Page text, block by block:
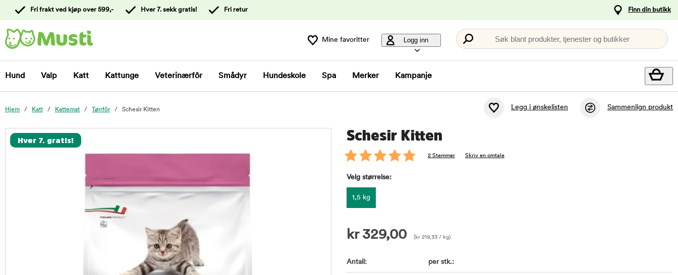
kundeservice
Fri frakt ved kjøp over 599,- Hver 7. sekk gratis! Fri retur Finn din butikk
Mine favoritter Logg inn Søk blant produkter, tjenester og butikker
Hund Valp Katt Kattunge Veterinærfôr Smådyr Hundeskole Spa Merker Kampanje
Hjem Katt Kattemat Tørrfôr Schesir Kitten Legg i ønskelisten Sammenlign produkt
Schesir Kitten
2 Stemmer Skriv en omtale
Hver 7. gratis!
Velg størrelse:
1,5 kg
kr 329,00 ( kr 219,33 / kg)
Antall: per stk.:
foo